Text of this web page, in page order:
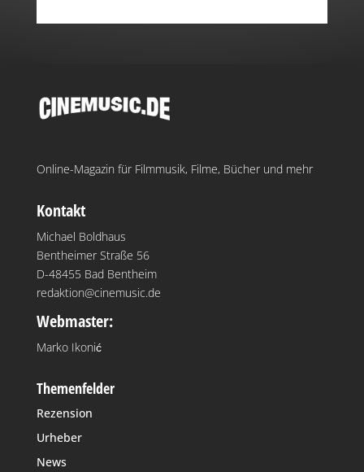
Online-Magazin für Filmmusik, Filme, Bücher und mehr
Kontakt
Michael Boldhaus
Bentheimer Straße 56
D-48455 Bad Bentheim
redaktion@cinemusic.de
Webmaster:
Marko Ikonić
Themenfelder
Rezension
Urheber
News